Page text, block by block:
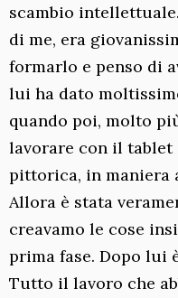
scambio
di me, era
formarlo e penso di
lui ha dato
quando poi, molto
lavorare con il tablet
pittorica, in maniera
Allora è stata
creavamo le cose
prima fase. Dopo lui
Tutto il lavoro che